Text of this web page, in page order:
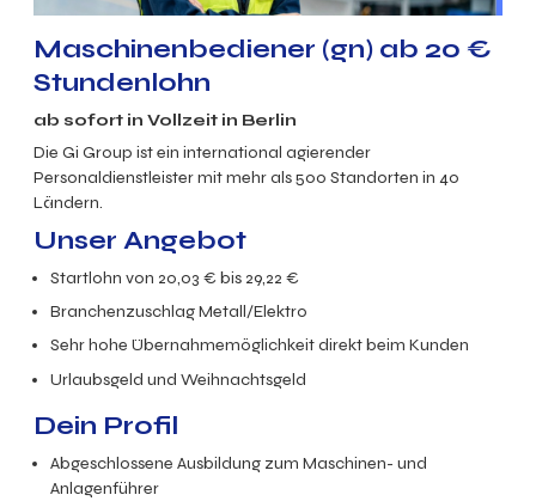
Maschinenbediener (gn) ab 20 €
Stundenlohn
ab sofort in Vollzeit in Berlin
Die Gi Group ist ein international agierender
Personaldienstleister mit mehr als 500 Standorten in 40
Ländern.
Unser Angebot
Startlohn von 20,03 € bis 29,22 €
Branchenzuschlag Metall/Elektro
Sehr hohe Übernahmemöglichkeit direkt beim Kunden
Urlaubsgeld und Weihnachtsgeld
Dein Profil
Abgeschlossene Ausbildung zum Maschinen- und
Anlagenführer